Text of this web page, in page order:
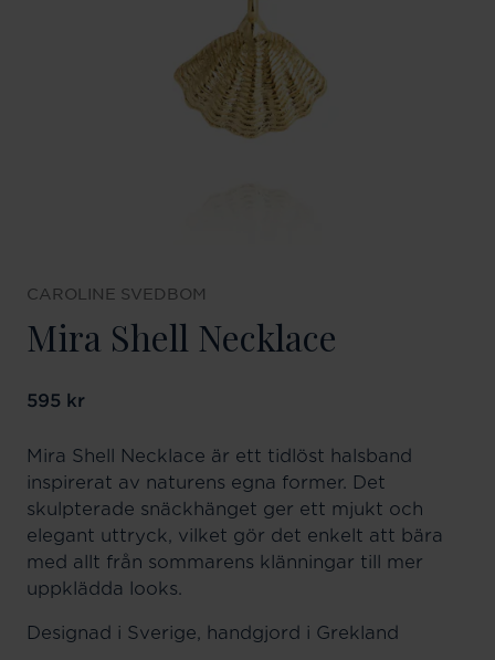
CAROLINE SVEDBOM
Mira Shell Necklace
Pris :595 kr
595 kr
Mira Shell Necklace är ett tidlöst halsband
inspirerat av naturens egna former. Det
skulpterade snäckhänget ger ett mjukt och
elegant uttryck, vilket gör det enkelt att bära
med allt från sommarens klänningar till mer
uppklädda looks.
Designad i Sverige, handgjord i Grekland